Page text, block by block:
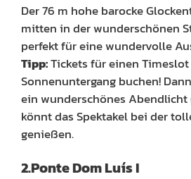
Der 76 m hohe barocke
mitten in der wunderschönen
perfekt für eine wundervolle
Tipp:Tickets für einen
Sonnenuntergang buchen!
ein wunderschönes
könnt das Spektakel bei der
genießen.
2.Ponte Dom Luís I